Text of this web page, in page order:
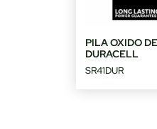
PILA OXIDO
DURACELL
SR41DUR